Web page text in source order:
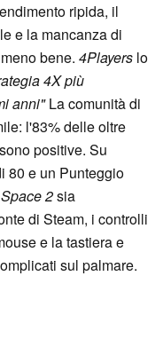
ripida, il
e la mancanza di
bene. 4Players lo
4X più
anni"La comunità di
l'83% delle oltre
sono positive. Su
80 e un Punteggio
2sia
di Steam, i controlli
e la tastiera e
sul palmare.